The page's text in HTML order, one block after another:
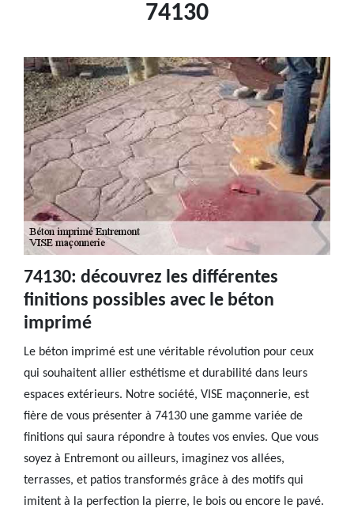
74130
74130: découvrez les différentes
finitions possibles avec le béton
imprimé
Le béton imprimé est une véritable révolution pour ceux
qui souhaitent allier esthétisme et durabilité dans leurs
espaces extérieurs. Notre société, VISE maçonnerie, est
fière de vous présenter à 74130 une gamme variée de
finitions qui saura répondre à toutes vos envies. Que vous
soyez à Entremont ou ailleurs, imaginez vos allées,
terrasses, et patios transformés grâce à des motifs qui
imitent à la perfection la pierre, le bois ou encore le pavé.